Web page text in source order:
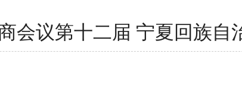
会议第十二届 宁夏回族自